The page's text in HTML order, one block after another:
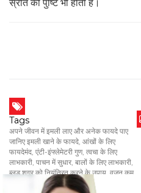
स्रोत की पुष्टि भी होती है।
Tags
अपने जीवन में इमली लाए और अनेक फायदे पाए
जानिए इमली खाने के फायदे, आंखों के लिए
फायदेमंद, एंटी-इंफ्लेमेटरी गुण, त्वचा के लिए
लाभकारी, पाचन में सुधार, बालों के लिए लाभकारी,
ब्लड शुगर को नियंत्रित करने के उपाय वजन कम
करने में सहायक,हृदय स्वास्थ्य के लिए फायदेमंद